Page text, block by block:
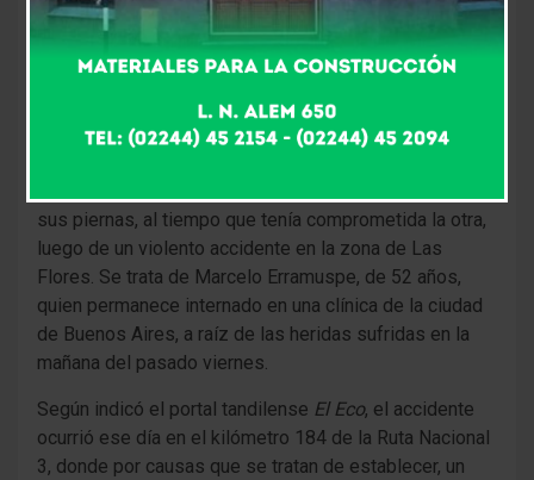
PASADO.
Fm Alpha
sus piernas, al tiempo que tenía comprometida la otra,
luego de un violento accidente en la zona de Las
Flores. Se trata de Marcelo Erramuspe, de 52 años,
quien permanece internado en una clínica de la ciudad
de Buenos Aires, a raíz de las heridas sufridas en la
mañana del pasado viernes.
Según indicó el portal tandilense El Eco, el accidente
ocurrió ese día en el kilómetro 184 de la Ruta Nacional
3, donde por causas que se tratan de establecer, un